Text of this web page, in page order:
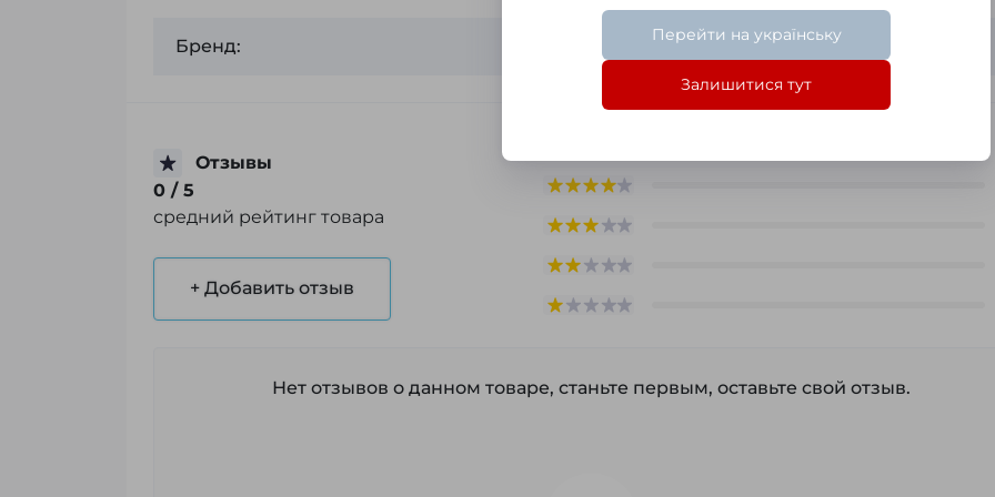
Бренд: Seria A
Отзывы
0 / 5
средний рейтинг товара
+ Добавить отзыв
Нет отзывов о данном товаре, станьте первым, оставьте свой отзыв.
Перейти на українську
Залишитися тут